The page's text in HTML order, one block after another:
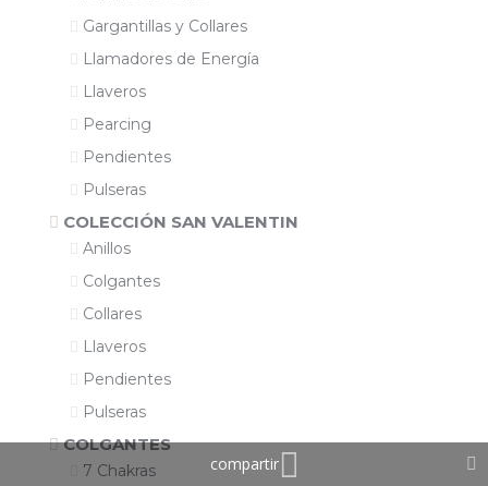
Gargantillas y Collares
Llamadores de Energía
Llaveros
Pearcing
Pendientes
Pulseras
COLECCIÓN SAN VALENTIN
Anillos
Colgantes
Collares
Llaveros
Pendientes
Pulseras
COLGANTES
7 Chakras